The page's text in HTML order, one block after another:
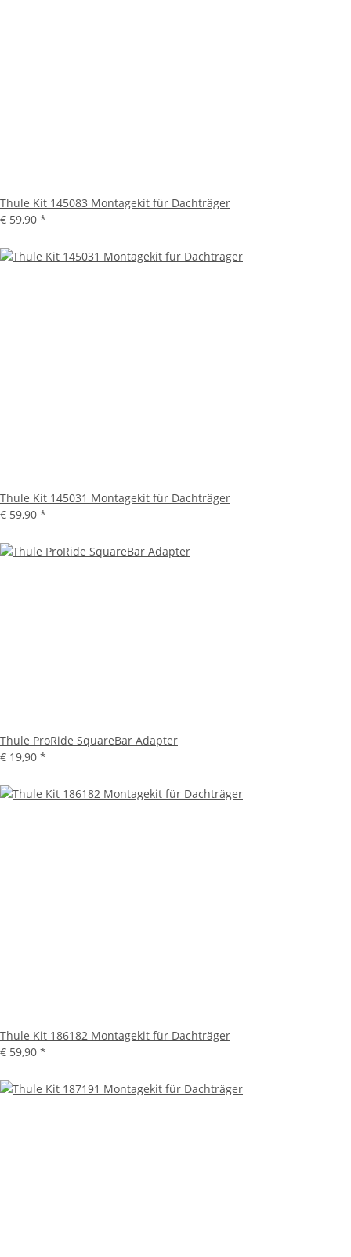
Thule Kit 145083 Montagekit für Dachträger
€ 59,90 *
Thule Kit 145031 Montagekit für Dachträger
€ 59,90 *
Thule ProRide SquareBar Adapter
€ 19,90 *
Thule Kit 186182 Montagekit für Dachträger
€ 59,90 *